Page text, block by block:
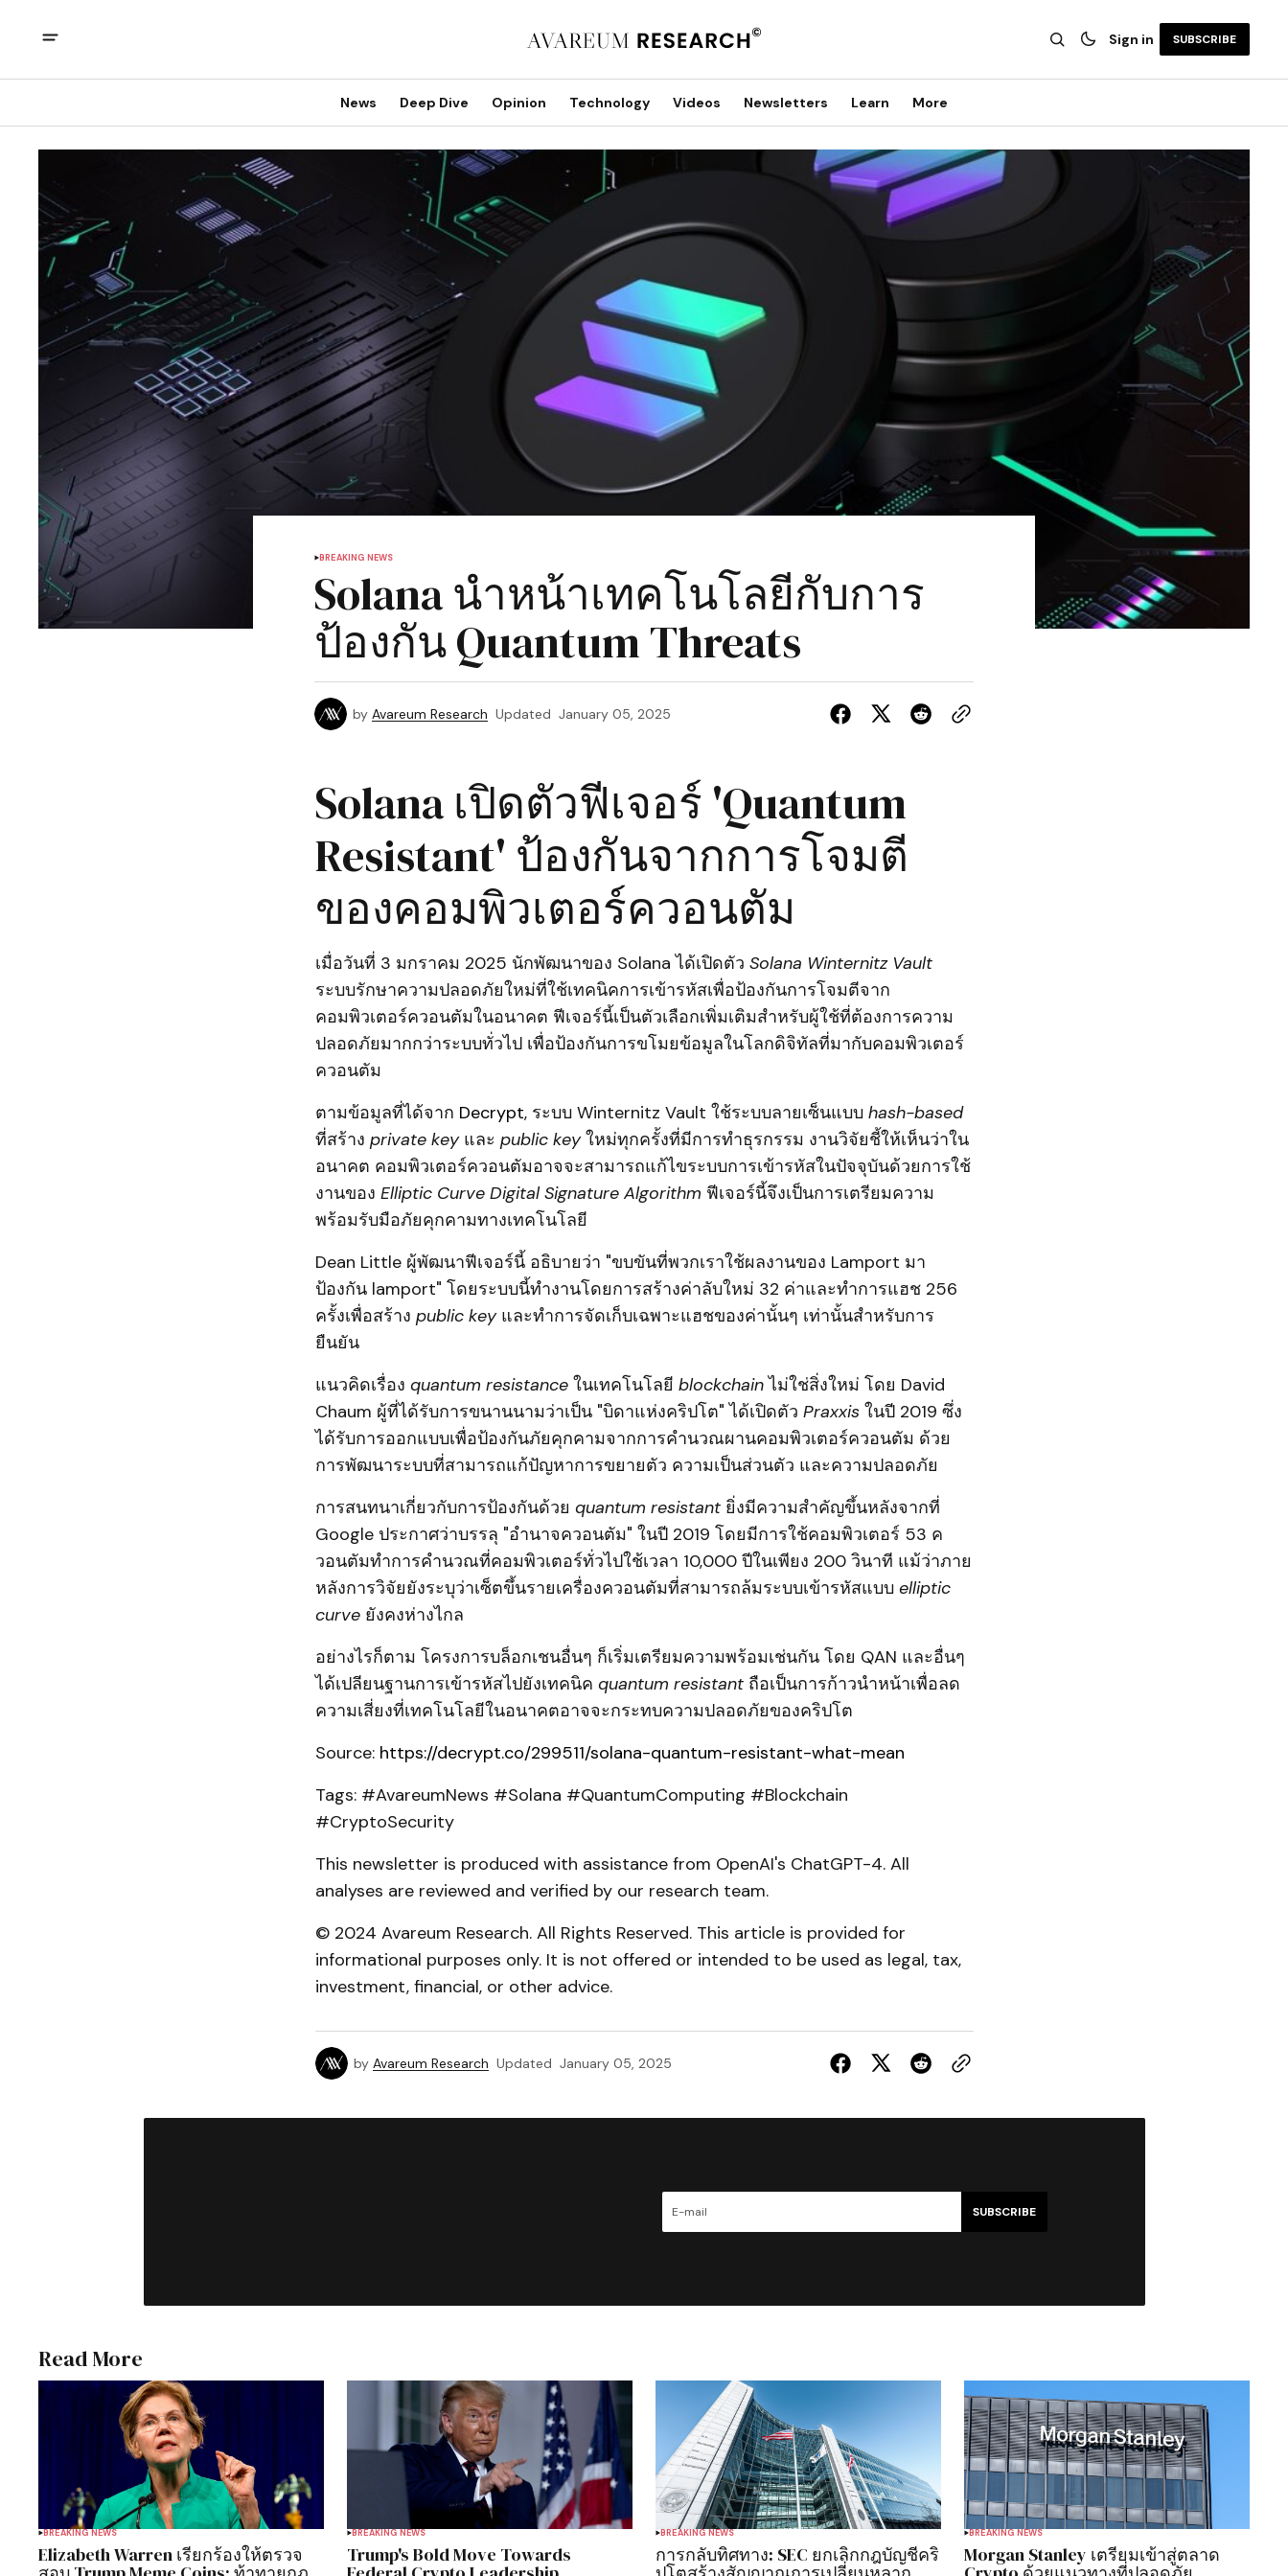
Sign in SUBSCRIBE
News Deep Dive Opinion Technology Videos Newsletters Learn More
BREAKING NEWS
Solana นำหน้าเทคโนโลยีกับการ
ป้องกัน Quantum Threats
by Avareum Research Updated January 05, 2025
Solana เปิดตัวฟีเจอร์ 'Quantum
Resistant' ป้องกันจากการโจมตี
ของคอมพิวเตอร์ควอนตัม
เมื่อวันที่ 3 มกราคม 2025 นักพัฒนาของ Solana ได้เปิดตัว Solana Winternitz Vault
ระบบรักษาความปลอดภัยใหม่ที่ใช้เทคนิคการเข้ารหัสเพื่อป้องกันการโจมตีจาก
คอมพิวเตอร์ควอนตัมในอนาคต ฟีเจอร์นี้เป็นตัวเลือกเพิ่มเติมสำหรับผู้ใช้ที่ต้องการความ
ปลอดภัยมากกว่าระบบทั่วไป เพื่อป้องกันการขโมยข้อมูลในโลกดิจิทัลที่มากับคอมพิวเตอร์
ควอนตัม
ตามข้อมูลที่ได้จาก Decrypt, ระบบ Winternitz Vault ใช้ระบบลายเซ็นแบบ hash-based
ที่สร้าง private keyและ public keyใหม่ทุกครั้งที่มีการทำธุรกรรม งานวิจัยชี้ให้เห็นว่าใน
อนาคต คอมพิวเตอร์ควอนตัมอาจจะสามารถแก้ไขระบบการเข้ารหัสในปัจจุบันด้วยการใช้
งานของ Elliptic Curve Digital Signature Algorithm ฟีเจอร์นี้จึงเป็นการเตรียมความ
พร้อมรับมือภัยคุกคามทางเทคโนโลยี
Dean Little ผู้พัฒนาฟีเจอร์นี้ อธิบายว่า "ขบขันที่พวกเราใช้ผลงานของ Lamport มา
ป้องกัน lamport" โดยระบบนี้ทำงานโดยการสร้างค่าลับใหม่ 32 ค่าและทำการแฮช 256
ครั้งเพื่อสร้าง public keyและทำการจัดเก็บเฉพาะแฮชของค่านั้นๆ เท่านั้นสำหรับการ
ยืนยัน
แนวคิดเรื่อง quantum resistanceในเทคโนโลยี blockchainไม่ใช่สิ่งใหม่ โดย David
Chaum ผู้ที่ได้รับการขนานนามว่าเป็น "บิดาแห่งคริปโต" ได้เปิดตัว Praxxisในปี 2019 ซึ่ง
ได้รับการออกแบบเพื่อป้องกันภัยคุกคามจากการคำนวณผานคอมพิวเตอร์ควอนตัม ด้วย
การพัฒนาระบบที่สามารถแก้ปัญหาการขยายตัว ความเป็นส่วนตัว และความปลอดภัย
การสนทนาเกี่ยวกับการป้องกันด้วย quantum resistantยิ่งมีความสำคัญขึ้นหลังจากที่
Google ประกาศว่าบรรลุ "อำนาจควอนตัม" ในปี 2019 โดยมีการใช้คอมพิวเตอร์ 53 ค
วอนตัมทำการคำนวณที่คอมพิวเตอร์ทั่วไปใช้เวลา 10,000 ปีในเพียง 200 วินาที แม้ว่าภาย
หลังการวิจัยยังระบุว่าเซ็ตขึ้นรายเครื่องควอนตัมที่สามารถล้มระบบเข้ารหัสแบบ elliptic
curveยังคงห่างไกล
อย่างไรก็ตาม โครงการบล็อกเชนอื่นๆ ก็เริ่มเตรียมความพร้อมเช่นกัน โดย QAN และอื่นๆ
ได้เปลียนฐานการเข้ารหัสไปยังเทคนิค quantum resistantถือเป็นการก้าวนำหน้าเพื่อลด
ความเสี่ยงที่เทคโนโลยีในอนาคตอาจจะกระทบความปลอดภัยของคริปโต
Source: https://decrypt.co/299511/solana-quantum-resistant-what-mean
Tags: #AvareumNews #Solana #QuantumComputing #Blockchain
#CryptoSecurity
This newsletter is produced with assistance from OpenAI's ChatGPT-4. All
analyses are reviewed and verified by our research team.
© 2024 Avareum Research. All Rights Reserved. This article is provided for
informational purposes only. It is not offered or intended to be used as legal, tax,
investment, financial, or other advice.
by Avareum Research Updated January 05, 2025
SUBSCRIBE
Read More
BREAKING NEWS
Elizabeth Warren เรียกร้องให้ตรวจ
BREAKING NEWS
Trump's Bold Move Towards
BREAKING NEWS
การกลับทิศทาง: SEC ยกเลิกกฎบัญชีคริ
BREAKING NEWS
Morgan Stanley เตรียมเข้าสู่ตลาด